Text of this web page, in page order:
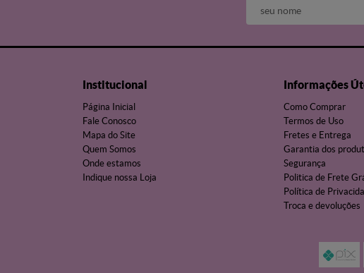
Institucional
Página Inicial
Fale Conosco
Mapa do Site
Quem Somos
Onde estamos
Indique nossa Loja
Informações
Como Comprar
Termos de Uso
Fretes e Entrega
Garantia dos
Segurança
Politica de Frete
Política de
Troca e devoluções